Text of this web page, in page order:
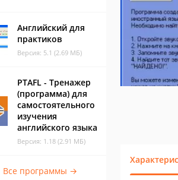
Английский для
практиков
Версия: 5.1 (2.69 МБ)
PTAFL - Тренажер
(программа) для
самостоятельного
изучения
английского языка
Версия: 1.18 (2.91 МБ)
Все программы →